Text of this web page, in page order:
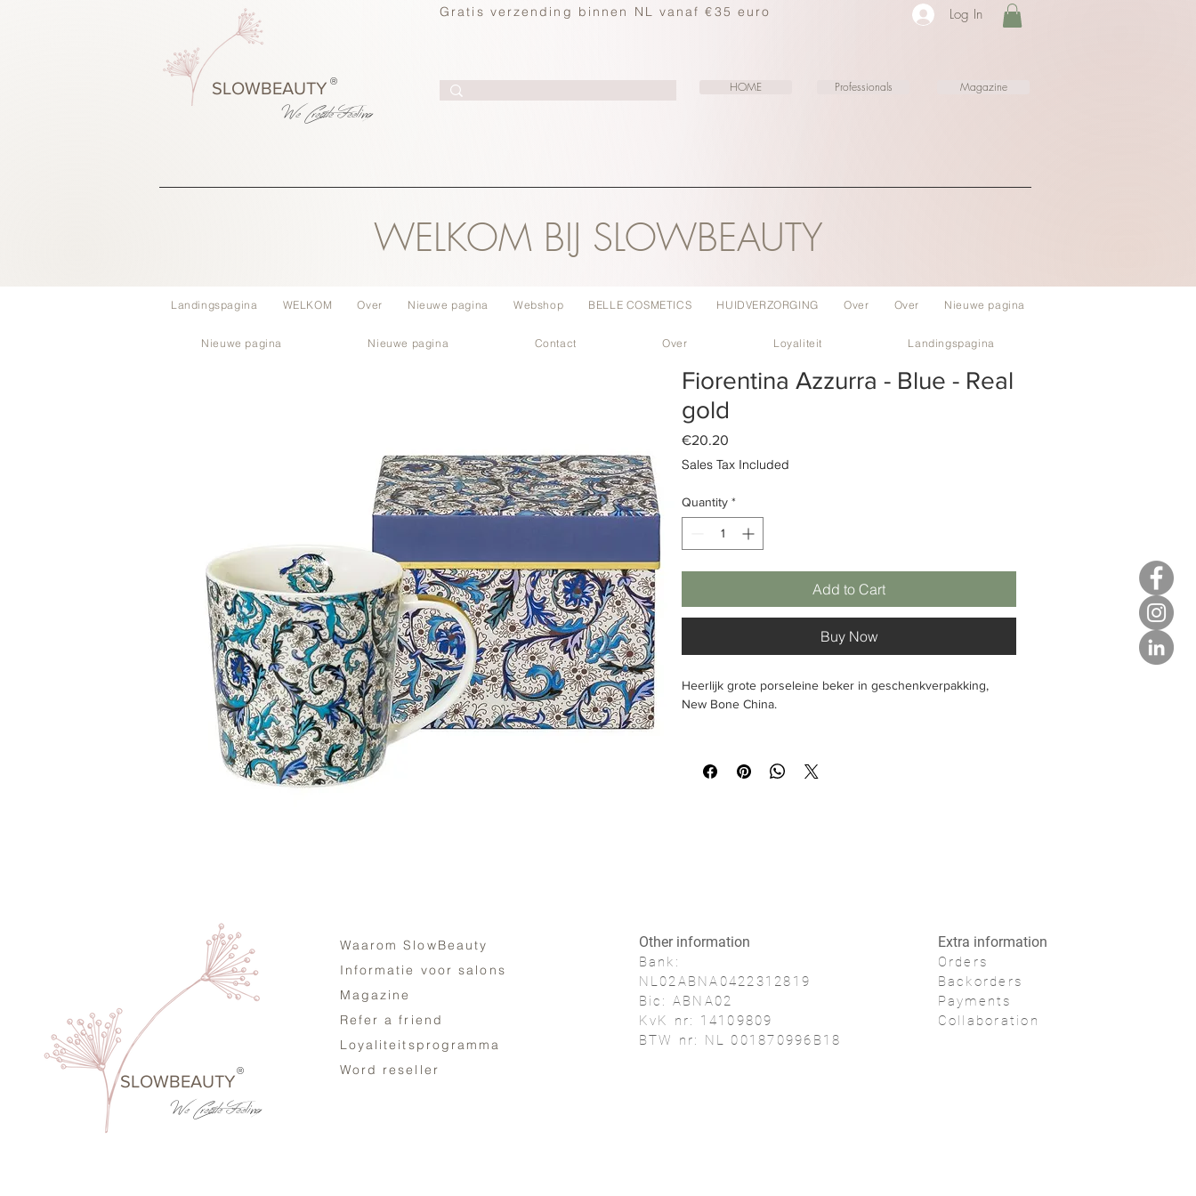
Gratis verzending binnen NL vanaf €35 euro Log In
®
SLOWBEAUTY
We CreateFeeling
HOME Professionals Magazine
WELKOM BIJ SLOWBEAUTY
Landingspagina WELKOM Over Nieuwe pagina Webshop BELLE COSMETICS HUIDVERZORGING Over Over Nieuwe pagina
Nieuwe pagina Nieuwe pagina Contact Over Loyaliteit Landingspagina
Fiorentina Azzurra - Blue - Real
gold
€20.20
Sales Tax Included
Quantity *
Add to Cart
Buy Now
Heerlijk grote porseleine beker in geschenkverpakking,
New Bone China.
Inhoud & Omvang
goud, oranje.
SLOWBEAUTY
We CreateFeeling
®
Waarom SlowBeauty
Informatie voor salons
Magazine
Refer a friend
Loyaliteitsprogramma
Word reseller
Other information
Bank:
NL02ABNA0422312819
Bic: ABNA02
KvK nr: 14109809
BTW nr: NL 001870996B18
Extra information
Orders
Backorders
Payments
Collaboration